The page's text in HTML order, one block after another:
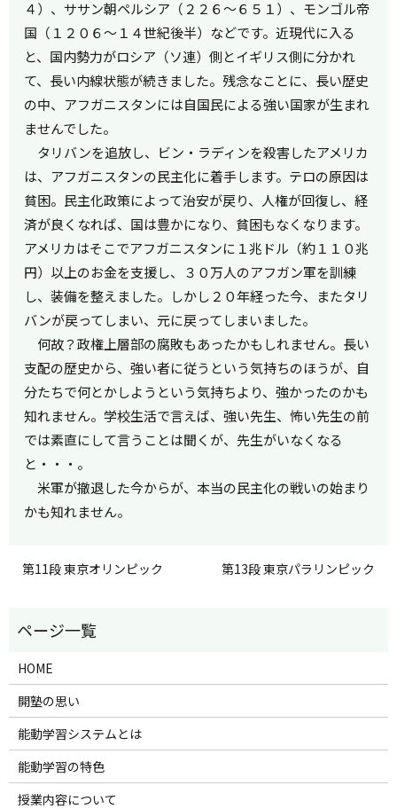
４）、ササン朝ペルシア（２２６～６５１）、モンゴル帝
国（１２０６～１４世紀後半）などです。近現代に入る
と、国内勢力がロシア（ソ連）側とイギリス側に分かれ
て、長い内線状態が続きました。残念なことに、長い歴史
の中、アフガニスタンには自国民による強い国家が生まれ
ませんでした。
タリバンを追放し、ビン・ラディンを殺害したアメリカ
は、アフガニスタンの民主化に着手します。テロの原因は
貧困。民主化政策によって治安が戻り、人権が回復し、経
済が良くなれば、国は豊かになり、貧困もなくなります。
アメリカはそこでアフガニスタンに１兆ドル（約１１０兆
円）以上のお金を支援し、３０万人のアフガン軍を訓練
し、装備を整えました。しかし２０年経った今、またタリ
バンが戻ってしまい、元に戻ってしまいました。
何故？政権上層部の腐敗もあったかもしれません。長い
支配の歴史から、強い者に従うという気持ちのほうが、自
分たちで何とかしようという気持ちより、強かったのかも
知れません。学校生活で言えば、強い先生、怖い先生の前
では素直にして言うことは聞くが、先生がいなくなる
と・・・。
米軍が撤退した今からが、本当の民主化の戦いの始まり
かも知れません。
第11段 東京オリンピック 第13段 東京パラリンピック
HOME
開塾の思い
能動学習システムとは
能動学習の特色
授業内容について